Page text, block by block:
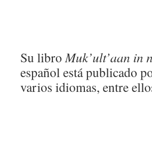
Su libroMuk’ult’aan in
español está publicado
varios idiomas, entre